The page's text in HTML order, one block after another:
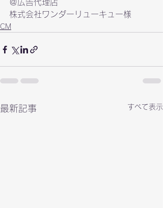
株式会社ワンダーリューキュー様
CM
最新記事 すべて表示